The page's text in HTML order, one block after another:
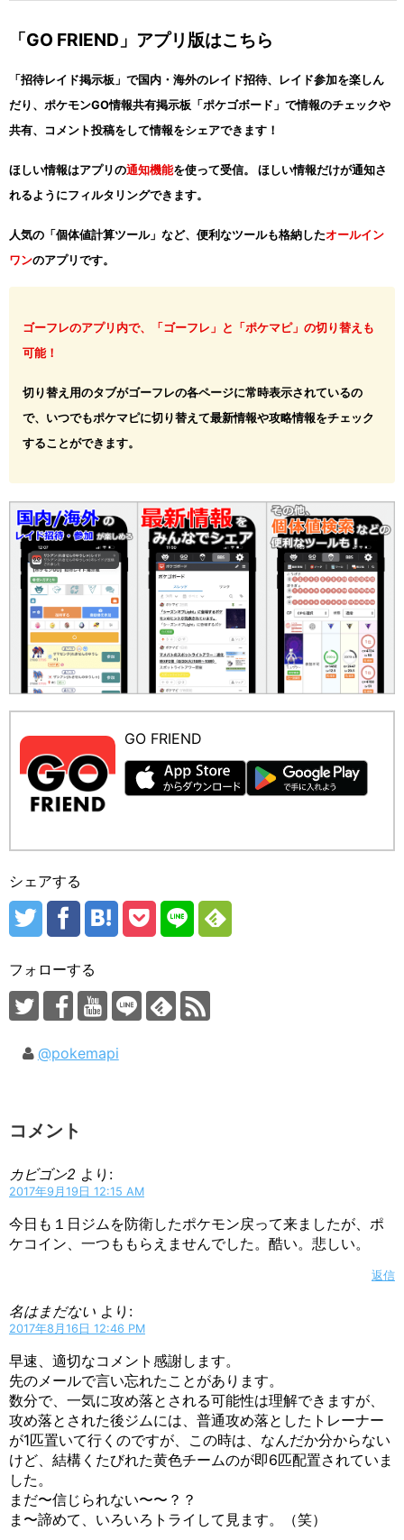
「GO FRIEND」アプリ版はこちら
「招待レイド掲示板」で国内・海外のレイド招待、レイド参加を楽しん
だり、ポケモンGO情報共有掲示板「ポケゴボード」で情報のチェックや
共有、コメント投稿をして情報をシェアできます！
ほしい情報はアプリの通知機能を使って受信。 ほしい情報だけが通知さ
れるようにフィルタリングできます。
人気の「個体値計算ツール」など、便利なツールも格納したオールイン
ワンのアプリです。
ゴーフレのアプリ内で、「ゴーフレ」と「ポケマピ」の切り替えも
可能！
切り替え用のタブがゴーフレの各ページに常時表示されているの
で、いつでもポケマピに切り替えて最新情報や攻略情報をチェック
することができます。
GO FRIEND
シェアする
フォローする
@pokemapi
コメント
カビゴン2 より:
2017年9月19日 12:15 AM
今日も１日ジムを防衛したポケモン戻って来ましたが、ポ
ケコイン、一つももらえませんでした。酷い。悲しい。
返信
名はまだない より:
2017年8月16日 12:46 PM
早速、適切なコメント感謝します。
先のメールで言い忘れたことがあります。
数分で、一気に攻め落とされる可能性は理解できますが、
攻め落とされた後ジムには、普通攻め落としたトレーナー
が1匹置いて行くのですが、この時は、なんだか分からない
けど、結構くたびれた黄色チームのが即6匹配置されていま
した。
まだ〜信じられない〜〜？？
ま〜諦めて、いろいろトライして見ます。（笑）